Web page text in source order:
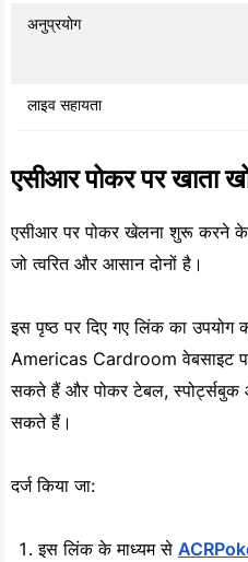
अनुप्रयोग
लाइव सहायता
एसीआर पोकर पर खाता
एसीआर पर पोकर खेलना शुरू करने के
जो त्वरित और आसान दोनों है।
इस पृष्ठ पर दिए गए लिंक का
Americas Cardroom वेबसाइट
सकते हैं और पोकर टेबल,
सकते हैं।
दर्ज किया जा:
इस लिंक के माध्यम से